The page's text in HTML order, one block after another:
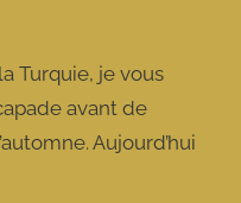
Turquie, je vous
avant de
Aujourd’hui